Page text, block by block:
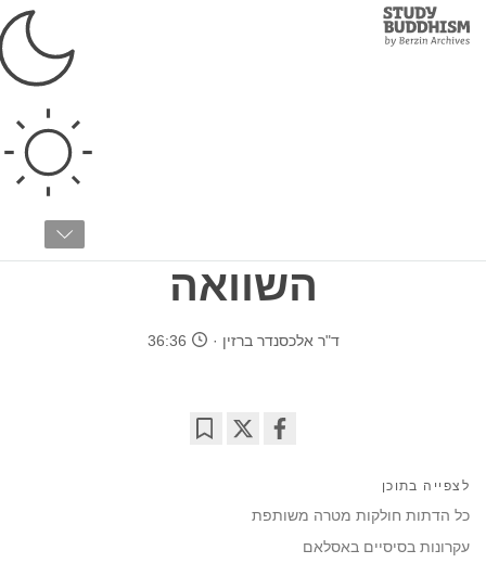
Study
Buddhism
התרגול של אהבה
בבודהיזם ובאסלאם:
השוואה
ד"ר אלכסנדר ברזין 36:36
facebook
לצפייה בתוכן
כל הדתות חולקות מטרה משותפת
עקרונות בסיסיים באסלאם